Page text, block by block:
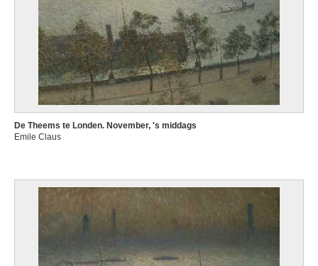
De Theems te Londen. November, 's middags
Emile Claus